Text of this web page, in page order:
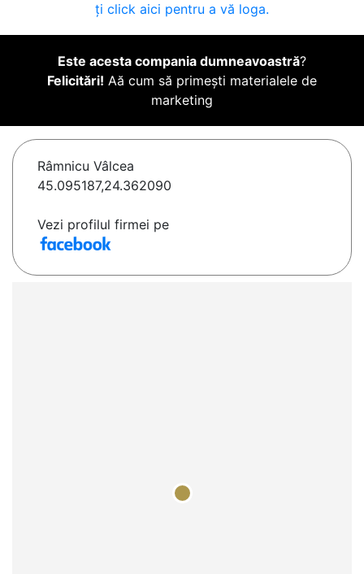
ți click aici pentru a vă loga.
Este acesta compania dumneavoastră?
Felicitări! Aă cum să primești materialele de
marketing
Râmnicu Vâlcea
45.095187,24.362090
Vezi profilul firmei pe